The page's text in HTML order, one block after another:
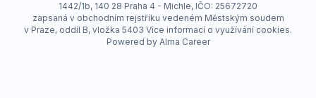
1442/1b, 140 28 Praha 4 - Michle, IČO: 25672720
zapsaná v obchodním rejstříku vedeném Městským soudem
v Praze, oddíl B, vložka 5403 Více informací o využívání cookies.
Powered by Alma Career